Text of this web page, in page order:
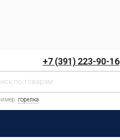
+7 (391) 223-90-16
горелка